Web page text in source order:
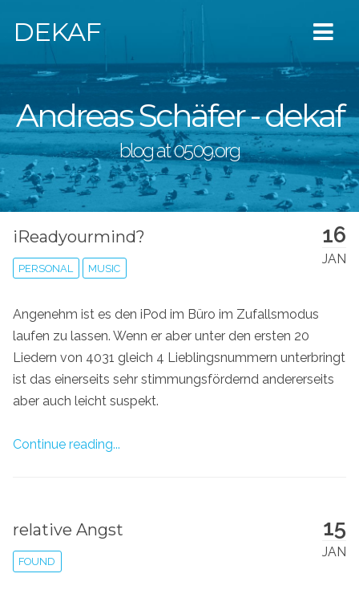
DEKAF
Andreas Schäfer - dekaf
blog at 0509.org
16
JAN
iReadyourmind?
PERSONAL MUSIC
Angenehm ist es den iPod im Büro im Zufallsmodus
laufen zu lassen. Wenn er aber unter den ersten 20
Liedern von 4031 gleich 4 Lieblingsnummern unterbringt
ist das einerseits sehr stimmungsfördernd andererseits
aber auch leicht suspekt.
Continue reading...
15
JAN
relative Angst
FOUND